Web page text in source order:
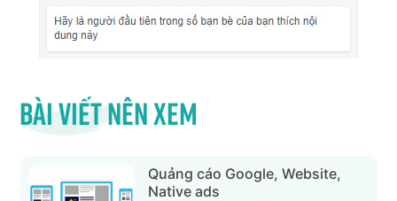
Bài viết nên xem
Quảng cáo Google, Website,
Native ads